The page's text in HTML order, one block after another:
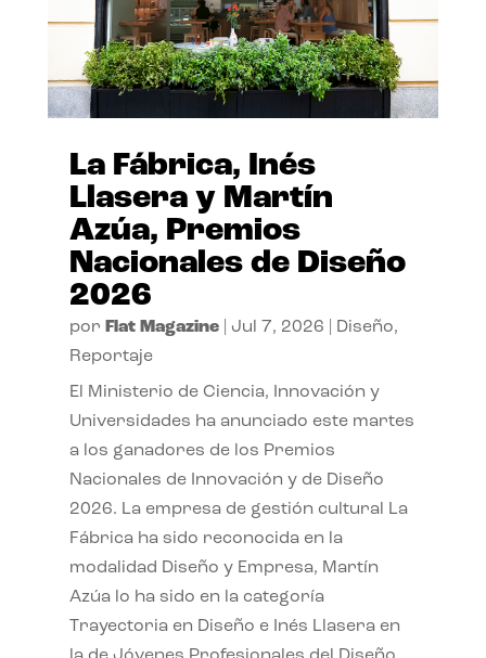
La Fábrica, Inés
Llasera y Martín
Azúa, Premios
Nacionales de Diseño
2026
por Flat Magazine| Jul 7, 2026 Diseño,
Reportaje
El Ministerio de Ciencia, Innovación y
Universidades ha anunciado este martes
a los ganadores de los Premios
Nacionales de Innovación y de Diseño
2026. La empresa de gestión cultural La
Fábrica ha sido reconocida en la
modalidad Diseño y Empresa, Martín
Azúa lo ha sido en la categoría
Trayectoria en Diseño e Inés Llasera en